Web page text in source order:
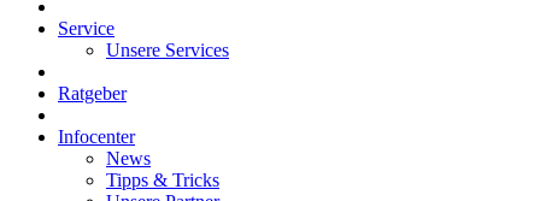
Service
Unsere Services
Ratgeber
Infocenter
News
Tipps & Tricks